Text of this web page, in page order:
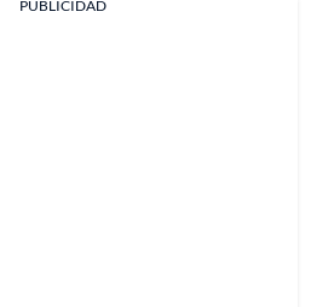
PUBLICIDAD